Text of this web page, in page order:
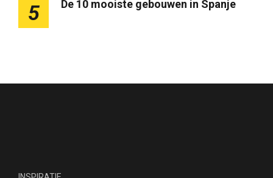
5 De 10 mooiste gebouwen in Spanje